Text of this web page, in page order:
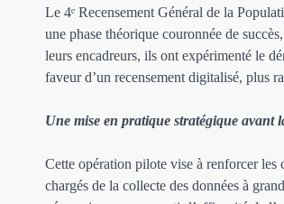
Le 4ᵉ Recensement Général de la
une phase théorique couronnée de
leurs encadreurs, ils ont expérimenté le
faveur d’un recensement digitalisé, plus
Une mise en pratique stratégique avant
Cette opération pilote vise à renforcer les
chargés de la collecte des données à